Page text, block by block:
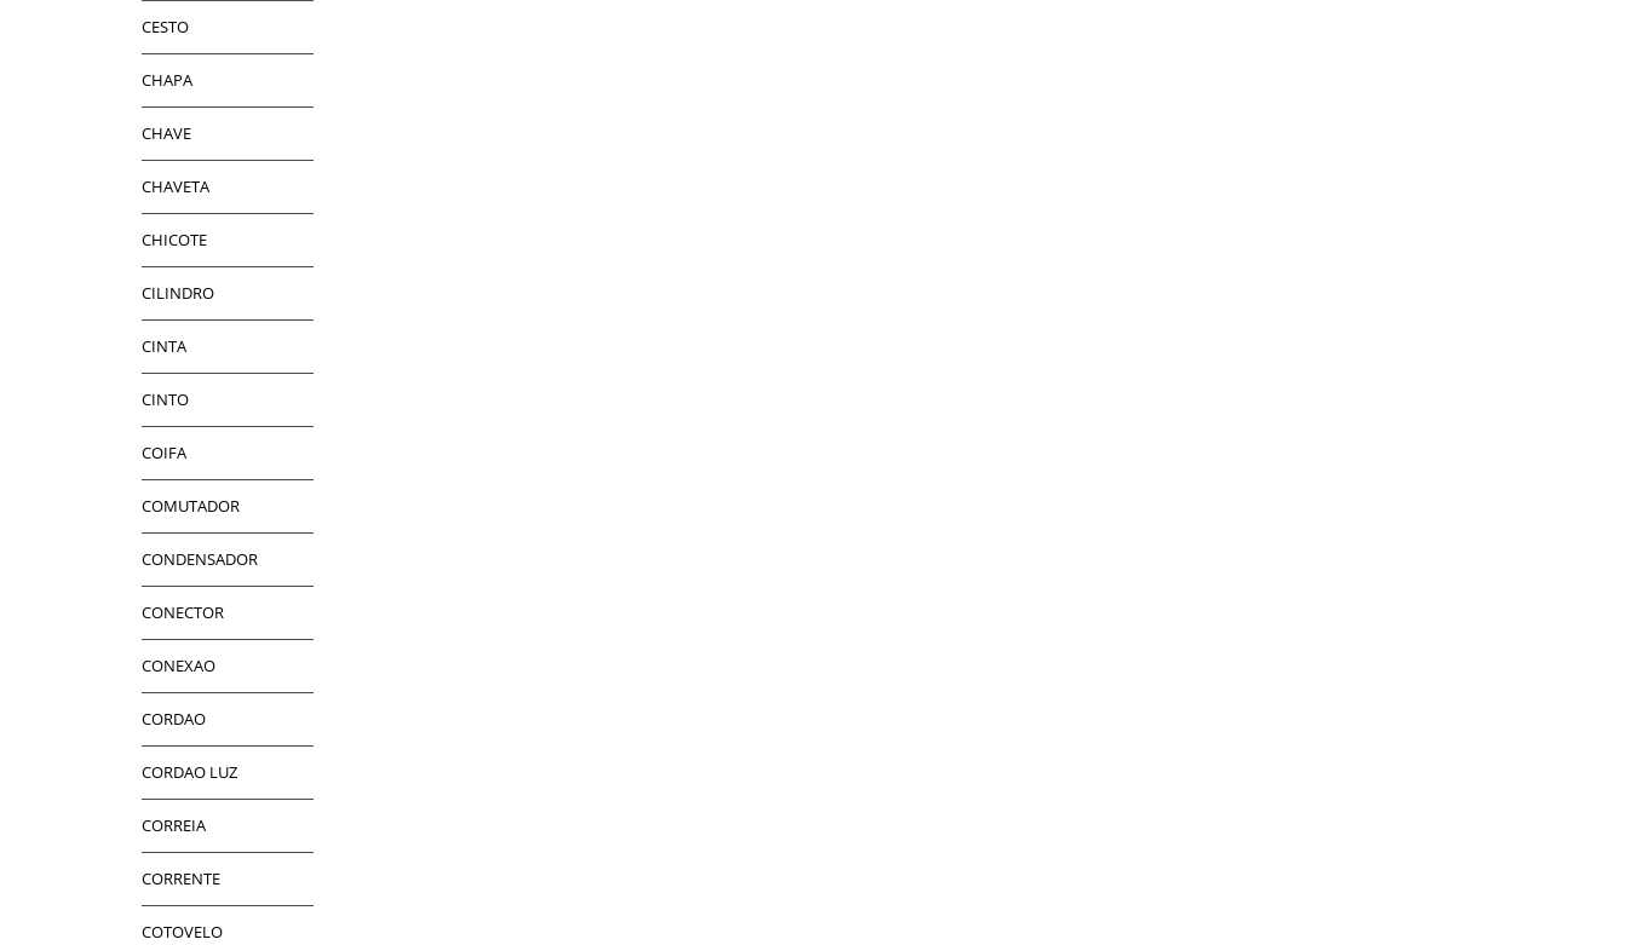
CESTO
CHAPA
CHAVE
CHAVETA
CHICOTE
CILINDRO
CINTA
CINTO
COIFA
COMUTADOR
CONDENSADOR
CONECTOR
CONEXAO
CORDAO
CORDAO LUZ
CORREIA
CORRENTE
COTOVELO